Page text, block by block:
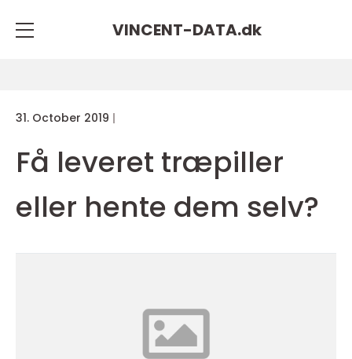
VINCENT-DATA.dk
31. October 2019
Få leveret træpiller
eller hente dem selv?